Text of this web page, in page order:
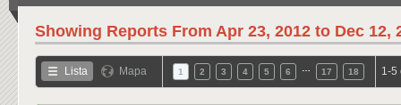
Showing Reports From Apr 23, 2012 to Dec 12,
Lista Mapa 1 2 3 4 5 6 17 18 1-5